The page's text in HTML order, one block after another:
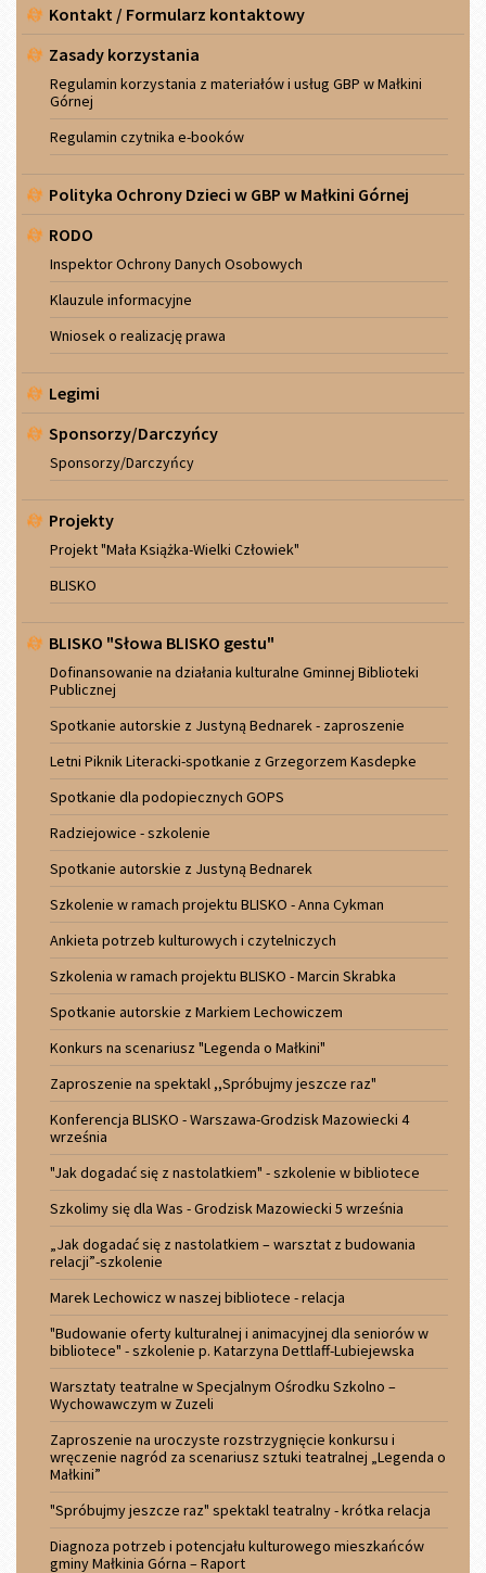
Kontakt / Formularz kontaktowy
Zasady korzystania
Regulamin korzystania z materiałów i usług GBP w Małkini
Górnej
Regulamin czytnika e-booków
Polityka Ochrony Dzieci w GBP w Małkini Górnej
RODO
Inspektor Ochrony Danych Osobowych
Klauzule informacyjne
Wniosek o realizację prawa
Legimi
Sponsorzy/Darczyńcy
Sponsorzy/Darczyńcy
Projekty
Projekt "Mała Książka-Wielki Człowiek"
BLISKO
BLISKO "Słowa BLISKO gestu"
Dofinansowanie na działania kulturalne Gminnej Biblioteki
Publicznej
Spotkanie autorskie z Justyną Bednarek - zaproszenie
Letni Piknik Literacki-spotkanie z Grzegorzem Kasdepke
Spotkanie dla podopiecznych GOPS
Radziejowice - szkolenie
Spotkanie autorskie z Justyną Bednarek
Szkolenie w ramach projektu BLISKO - Anna Cykman
Ankieta potrzeb kulturowych i czytelniczych
Szkolenia w ramach projektu BLISKO - Marcin Skrabka
Spotkanie autorskie z Markiem Lechowiczem
Konkurs na scenariusz "Legenda o Małkini"
Zaproszenie na spektakl ,,Spróbujmy jeszcze raz"
Konferencja BLISKO - Warszawa-Grodzisk Mazowiecki 4
września
"Jak dogadać się z nastolatkiem" - szkolenie w bibliotece
Szkolimy się dla Was - Grodzisk Mazowiecki 5 września
„Jak dogadać się z nastolatkiem – warsztat z budowania
relacji”-szkolenie
Marek Lechowicz w naszej bibliotece - relacja
"Budowanie oferty kulturalnej i animacyjnej dla seniorów w
bibliotece" - szkolenie p. Katarzyna Dettlaff-Lubiejewska
Warsztaty teatralne w Specjalnym Ośrodku Szkolno –
Wychowawczym w Zuzeli
Zaproszenie na uroczyste rozstrzygnięcie konkursu i
wręczenie nagród za scenariusz sztuki teatralnej „Legenda o
Małkini”
"Spróbujmy jeszcze raz" spektakl teatralny - krótka relacja
Diagnoza potrzeb i potencjału kulturowego mieszkańców
gminy Małkinia Górna – Raport